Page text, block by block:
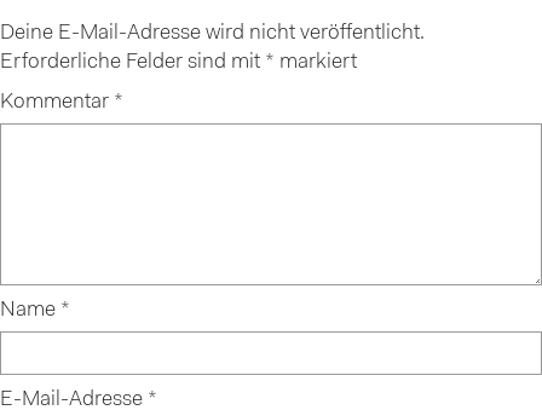
Deine E-Mail-Adresse wird nicht veröffentlicht.
Erforderliche Felder sind mit * markiert
Kommentar *
Name *
E-Mail-Adresse *